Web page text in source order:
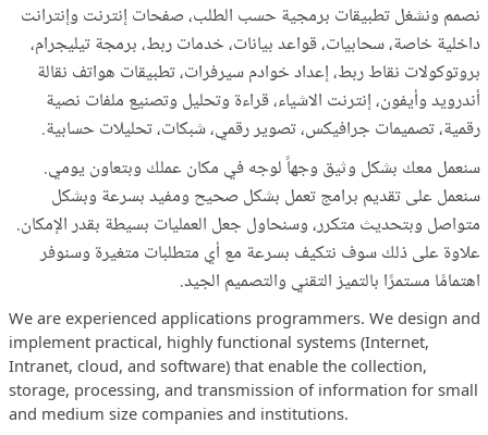
نصمم ونشغل تطبيقات برمجية حسب الطلب، صفحات إنترنت وإنترانت
داخلية خاصة، سحابيات، قواعد بيانات، خدمات ربط، برمجة تيليجرام،
بروتوكولات نقاط ربط، إعداد خوادم سيرفرات، تطبيقات هواتف نقالة
أندرويد وأيفون، إنترنت الاشياء، قراءة وتحليل وتصنيع ملفات نصية
رقمية، تصميمات جرافيكس، تصوير رقمي، شبكات، تحليلات حسابية.
سنعمل معك بشكل وثيق وجهاً لوجه في مكان عملك وبتعاون يومي.
سنعمل على تقديم برامج تعمل بشكل صحيح ومفيد بسرعة وبشكل
متواصل وبتحديث متكرر، وسنحاول جعل العمليات بسيطة بقدر الإمكان.
علاوة على ذلك سوف نتكيف بسرعة مع أي متطلبات متغيرة وسنوفر
اهتمامًا مستمرًا بالتميز التقني والتصميم الجيد.
We are experienced applications programmers. We design and
implement practical, highly functional systems (Internet,
Intranet, cloud, and software) that enable the collection,
storage, processing, and transmission of information for small
and medium size companies and institutions.